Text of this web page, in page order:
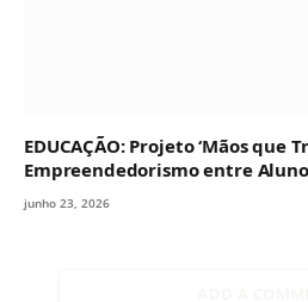
EDUCAÇÃO: Projeto ‘Mãos que
Empreendedorismo entre
junho 23, 2026